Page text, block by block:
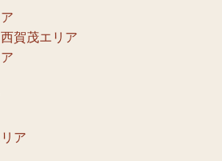
賀茂エリア
ア